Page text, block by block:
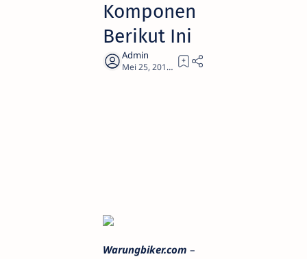
Komponen
Berikut Ini
2
Warungbiker.com –